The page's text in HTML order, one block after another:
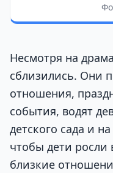
Несмотря на
сблизились. Они
отношения,
события, водят
детского сада и
чтобы дети росли
близкие